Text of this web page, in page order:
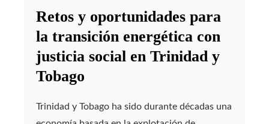
Retos y oportunidades para
la transición energética con
justicia social en Trinidad y
Tobago
Trinidad y Tobago ha sido durante décadas una